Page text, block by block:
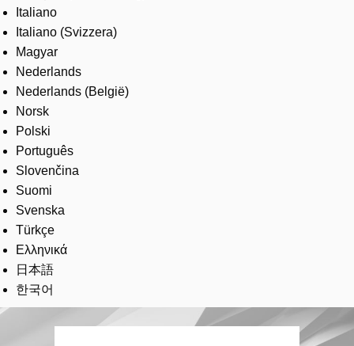
Italiano
Italiano (Svizzera)
Magyar
Nederlands
Nederlands (België)
Norsk
Polski
Português
Slovenčina
Suomi
Svenska
Türkçe
Ελληνικά
日本語
한국어